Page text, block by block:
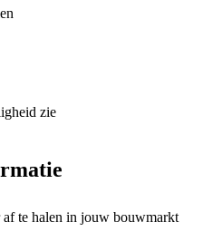
zie
af te halen in jouw bouwmarkt